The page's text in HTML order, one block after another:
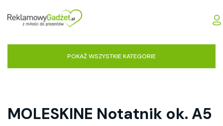
POKAŻ WSZYSTKIE KATEGORIE
MOLESKINE Notatnik ok. A5